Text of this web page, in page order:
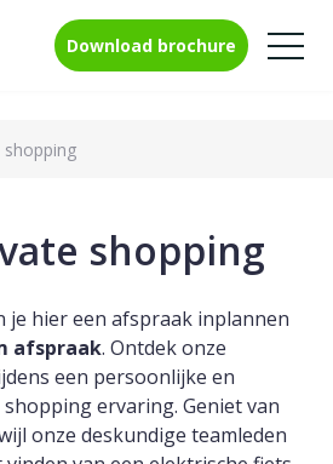
Download brochure
u advies nodig?
0299-37 21 55
shopping
shopping
je hier een afspraak inplannen
afspraak. Ontdek onze
een persoonlijke en
ervaring. Geniet van
onze deskundige teamleden